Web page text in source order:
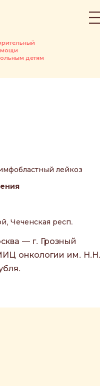
детям
лейкоз
Чеченская респ.
— г. Грозный
онкологии им. Н.Н.